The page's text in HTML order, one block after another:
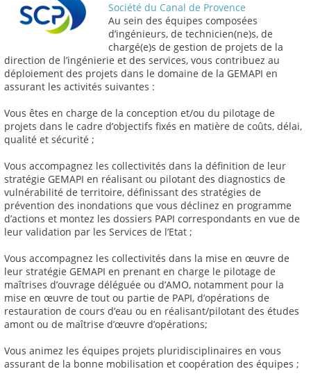
Société du Canal de Provence
Au sein des équipes composées
d’ingénieurs, de technicien(ne)s, de
chargé(e)s de gestion de projets de la
direction de l’ingénierie et des services, vous contribuez au
déploiement des projets dans le domaine de la GEMAPI en
assurant les activités suivantes :
Vous êtes en charge de la conception et/ou du pilotage de
projets dans le cadre d’objectifs fixés en matière de coûts, délai,
qualité et sécurité ;
Vous accompagnez les collectivités dans la définition de leur
stratégie GEMAPI en réalisant ou pilotant des diagnostics de
vulnérabilité de territoire, définissant des stratégies de
prévention des inondations que vous déclinez en programme
d’actions et montez les dossiers PAPI correspondants en vue de
leur validation par les Services de l’Etat ;
Vous accompagnez les collectivités dans la mise en œuvre de
leur stratégie GEMAPI en prenant en charge le pilotage de
maîtrises d’ouvrage déléguée ou d’AMO, notamment pour la
mise en œuvre de tout ou partie de PAPI, d’opérations de
restauration de cours d’eau ou en réalisant/pilotant des études
amont ou de maîtrise d’œuvre d’opérations;
Vous animez les équipes projets pluridisciplinaires en vous
assurant de la bonne mobilisation et coopération des équipes ;